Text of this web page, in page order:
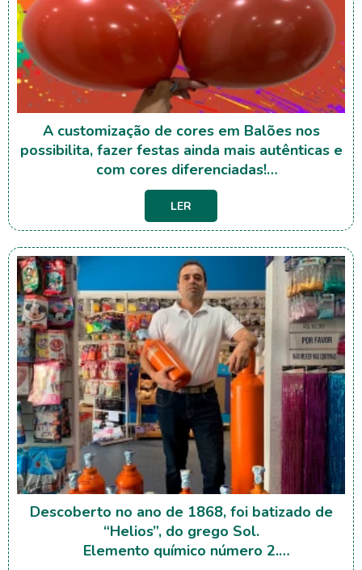
A customização de cores em Balões nos
possibilita, fazer festas ainda mais autênticas e
com cores diferenciadas!
Tornando as decorações mais harmônicas, e
cada vez mais criativas.
O verão chegou e com ele cores vibrantes para
curtir e decorar ...
LER
Descoberto no ano de 1868, foi batizado de
“Helios”, do grego Sol.
Elemento químico número 2.